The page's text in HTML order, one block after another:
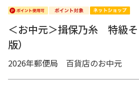
＜お中元＞揖保乃糸 特級
版）
2026年郵便局 百貨店のお中元